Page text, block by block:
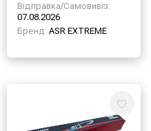
Відправка/Самовивіз:
07.08.2026
Бренд: ASR EXTREME